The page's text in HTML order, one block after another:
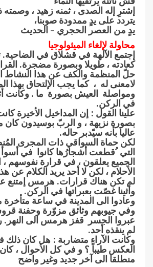
إشترِ إله الصدى ، ثمنه زهيد ،
يتردد على يدٍ ممدودة صوبنا،
يدٍ من العصر الحجري – الحديث
محاولة لإلغاء الميثولوجيا
إجتمع الآلهة في قشلاق في
كعادته ، طويلا وبصورة مضجرة.
حلّ المنظمة والكف عن هذا النشاط
لامعنى له ، كما يجب الإلتحاق بهذا
ومواصلة العيش بصورة ما . وكانت
في الركن.
علينا القول : إن المداخيل الأخيرة
بصورة نزيهة ، و الربّ بوسيدون كان
عاليا بأنه سيّدبر حاله.
لكن حماة السواقي ذات المجرى
التي ُقطعت أشجارُها كانوا في
الجميع يعلقون ، في قرارة نفوسهم ،
الأحلام ، لكن لا أحد يريد الكلام عن
لم تكن هناك قرارات. هرمس إمتنع
وأثينا غصّت بعبراتها في الركن.
وعادوا الى المدينة في ساعة متأخرة
وفي جيوبهم وثائق مزوّرة وحفنة
عبروا الجسر قفز هرمس الى النهر.
لم ينقذه أحد.
وكانت الآراء متضاربة : هل كان ذلك
العكس طيباً ؟ و في كل الأحوال ،
منطلقا الى آخر جديد وغير واضح